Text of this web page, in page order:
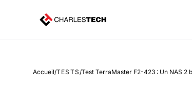
Accueil/TESTS/Test TerraMaster F2-423 : Un NAS 2